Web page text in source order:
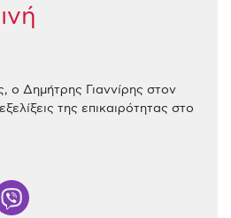
ο Δημήτρης Γιαννίρης στον
της επικαιρότητας στο